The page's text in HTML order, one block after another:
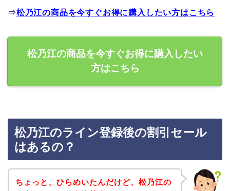
⇒松乃江の商品を今すぐお得に購入したい方はこちら
松乃江の商品を今すぐお得に購入したい
方はこちら
松乃江のライン登録後の割引セール
はあるの？
ちょっと、ひらめいたんだけど、松乃江の